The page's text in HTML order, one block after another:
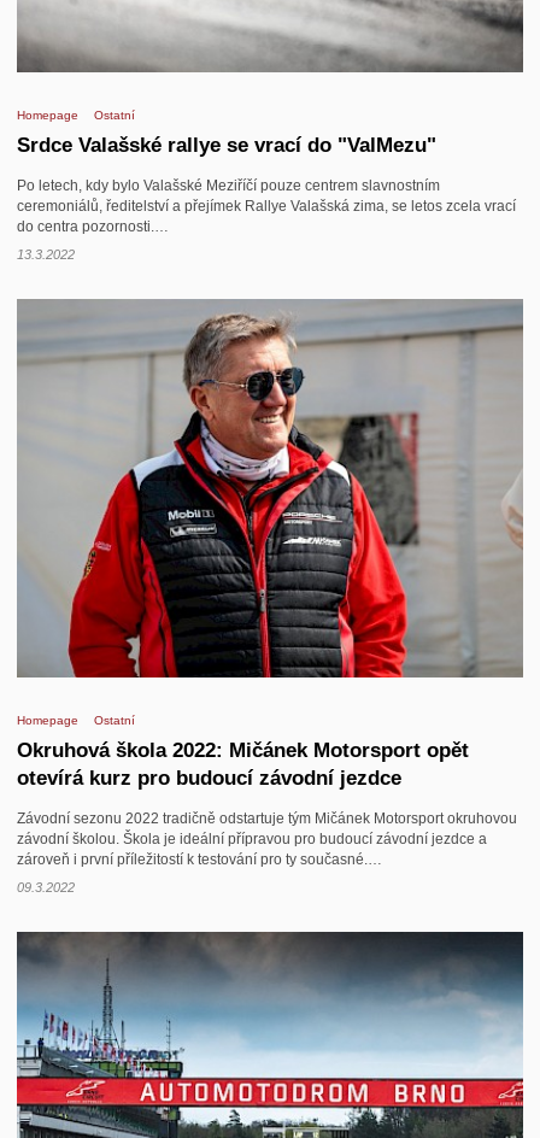
Homepage Ostatní
Srdce Valašské rallye se vrací do "ValMezu"
Po letech, kdy bylo Valašské Meziříčí pouze centrem slavnostním
ceremoniálů, ředitelství a přejímek Rallye Valašská zima, se letos zcela vrací
do centra pozornosti.…
13.3.2022
Homepage Ostatní
Okruhová škola 2022: Mičánek Motorsport opět
otevírá kurz pro budoucí závodní jezdce
Závodní sezonu 2022 tradičně odstartuje tým Mičánek Motorsport okruhovou
závodní školou. Škola je ideální přípravou pro budoucí závodní jezdce a
zároveň i první příležitostí k testování pro ty současné.…
09.3.2022